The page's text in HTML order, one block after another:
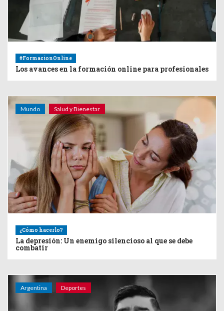
#FormacionOnline
Los avances en la formación online para profesionales
Mundo Salud y Bienestar
¿Cómo hacerlo?
La depresión: Un enemigo silencioso al que se debe
combatir
Argentina Deportes